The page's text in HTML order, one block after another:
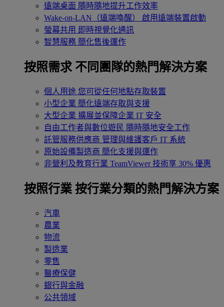
遠端桌面 隨時隨地提升工作效率
Wake-on-LAN（遠端喚醒）
啟用遠端裝置啟動
螢幕共用 即時視覺化通訊
智慧服務 簡化售後運作
按照需求 不同團隊的熱門解決方案
個人用途 您可從任何地點存取裝置
小型企業 簡化遠端存取與支援
大型企業 擴展並保障企業 IT 安全
自由工作者與數位遊民 隨時隨地安全工作
託管服務供應商 管理與維護客戶 IT 系統
原始設備製造商 簡化支援與運作
非營利及教育行業 TeamViewer 技術享 30% 優惠
按照行業 按行業分類的熱門解決方案
汽車
農業
物流
製造業
零售
醫療保健
銀行與金融
公共領域